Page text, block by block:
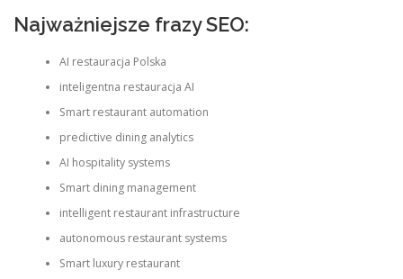
Najważniejsze frazy SEO:
AI restauracja Polska
inteligentna restauracja AI
Smart restaurant automation
predictive dining analytics
AI hospitality systems
Smart dining management
intelligent restaurant infrastructure
autonomous restaurant systems
Smart luxury restaurant